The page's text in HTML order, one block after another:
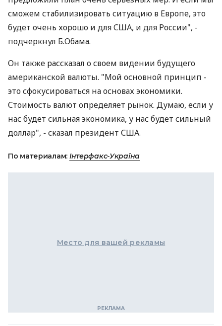
сможем стабилизировать ситуацию в Европе, это
будет очень хорошо и для США, и для России", -
подчеркнул Б.Обама.
Он также рассказал о своем видении будущего
американской валюты. "Мой основной принцип -
это сфокусироваться на основах экономики.
Стоимость валют определяет рынок. Думаю, если у
нас будет сильная экономика, у нас будет сильный
доллар", - сказал президент США.
По материалам: Інтерфакс-Україна
Место для вашей рекламы